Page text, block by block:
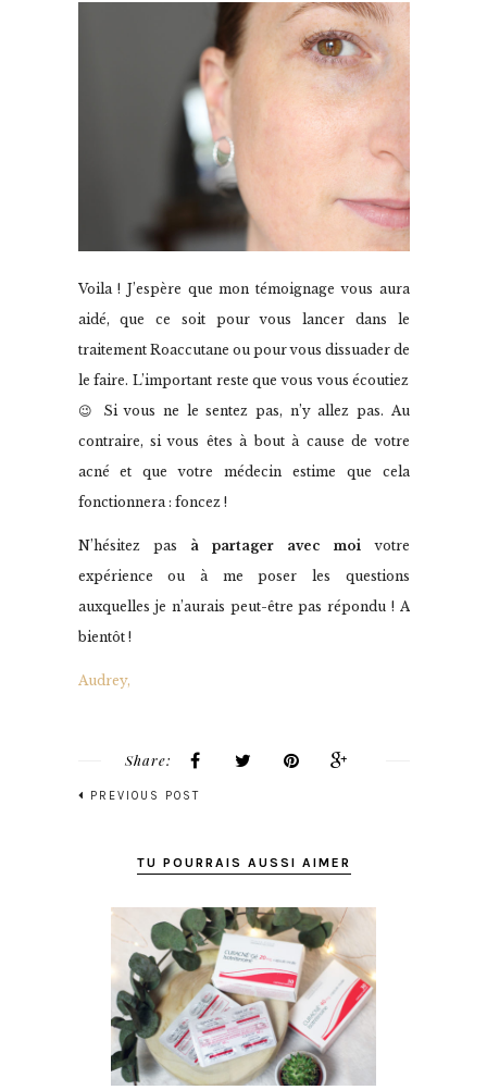
Voila ! J’espère que mon témoignage vous aura
aidé, que ce soit pour vous lancer dans le
traitement Roaccutane ou pour vous dissuader de
le faire. L’important reste que vous vous écoutiez
😉 Si vous ne le sentez pas, n’y allez pas. Au
contraire, si vous êtes à bout à cause de votre
acné et que votre médecin estime que cela
fonctionnera : foncez !
N’hésitez pas à partager avec moi votre
expérience ou à me poser les questions
auxquelles je n’aurais peut-être pas répondu ! A
bientôt !
Audrey,
Share:
PREVIOUS POST
TU POURRAIS AUSSI AIMER